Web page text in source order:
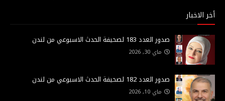
أخر الاخبار
صدور العدد 183 لصحيفة الحدث الاسبوعي من لندن
ماي 30, 2026
صدور العدد 182 لصحيفة الحدث الاسبوعي من لندن
ماي 10, 2026